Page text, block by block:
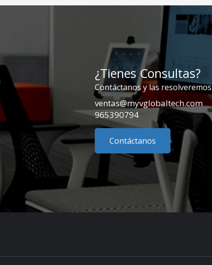
¿Tienes Consultas?
Contáctanos y las resolveremos
ventas@myvglobaltech.com
965390794
Contáctanos